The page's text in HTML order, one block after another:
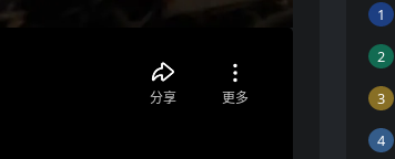
1
2
3
4